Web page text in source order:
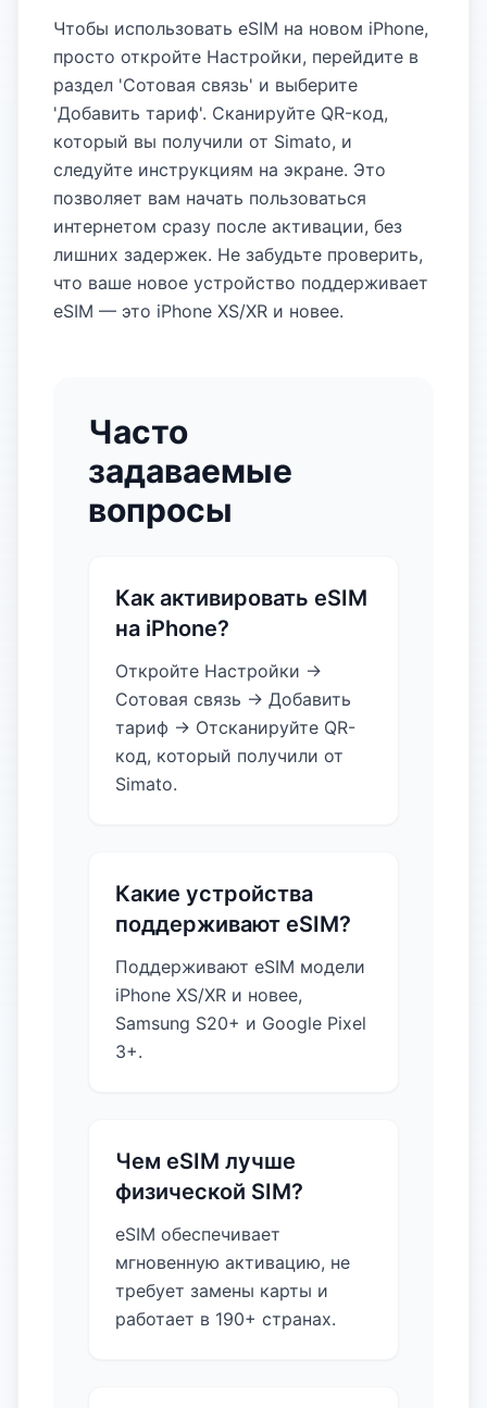
Чтобы использовать eSIM на новом iPhone,
просто откройте Настройки, перейдите в
раздел 'Сотовая связь' и выберите
'Добавить тариф'. Сканируйте QR-код,
который вы получили от Simato, и
следуйте инструкциям на экране. Это
позволяет вам начать пользоваться
интернетом сразу после активации, без
лишних задержек. Не забудьте проверить,
что ваше новое устройство поддерживает
eSIM — это iPhone XS/XR и новее.
Часто
задаваемые
вопросы
Как активировать eSIM
на iPhone?
Откройте Настройки →
Сотовая связь → Добавить
тариф → Отсканируйте QR-
код, который получили от
Simato.
Какие устройства
поддерживают eSIM?
Поддерживают eSIM модели
iPhone XS/XR и новее,
Samsung S20+ и Google Pixel
3+.
Чем eSIM лучше
физической SIM?
eSIM обеспечивает
мгновенную активацию, не
требует замены карты и
работает в 190+ странах.